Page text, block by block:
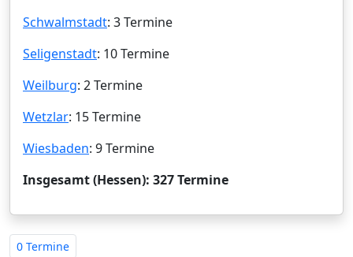
Schwalmstadt: 3 Termine
Seligenstadt: 10 Termine
Weilburg: 2 Termine
Wetzlar: 15 Termine
Wiesbaden: 9 Termine
Insgesamt (Hessen): 327 Termine
0 Termine